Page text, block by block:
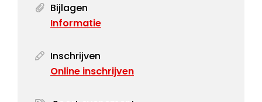
Bijlagen
Informatie
Inschrijven
Online inschrijven